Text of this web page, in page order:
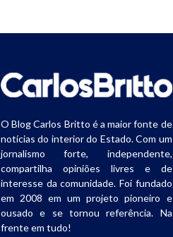
O Blog Carlos Britto é a maior fonte de
notícias do interior do Estado. Com um
jornalismo forte, independente,
compartilha opiniões livres e de
interesse da comunidade. Foi fundado
em 2008 em um projeto pioneiro e
ousado e se tornou referência. Na
frente em tudo!